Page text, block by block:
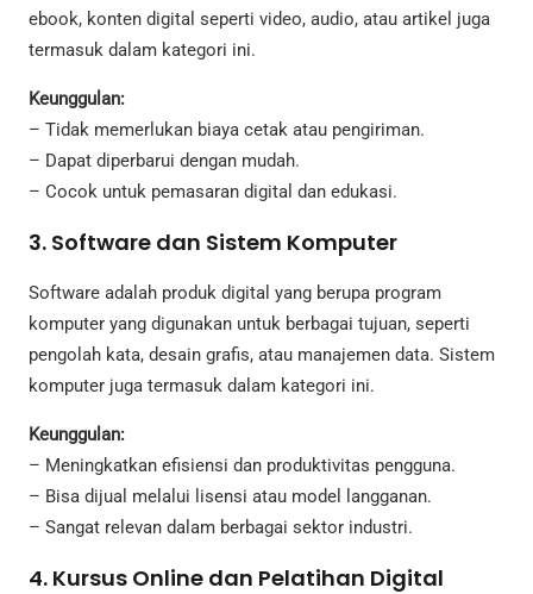
ebook, konten digital seperti video, audio, atau artikel juga
termasuk dalam kategori ini.
Keunggulan:
– Tidak memerlukan biaya cetak atau pengiriman.
– Dapat diperbarui dengan mudah.
– Cocok untuk pemasaran digital dan edukasi.
3. Software dan Sistem Komputer
Software adalah produk digital yang berupa program
komputer yang digunakan untuk berbagai tujuan, seperti
pengolah kata, desain grafis, atau manajemen data. Sistem
komputer juga termasuk dalam kategori ini.
Keunggulan:
– Meningkatkan efisiensi dan produktivitas pengguna.
– Bisa dijual melalui lisensi atau model langganan.
– Sangat relevan dalam berbagai sektor industri.
4. Kursus Online dan Pelatihan Digital